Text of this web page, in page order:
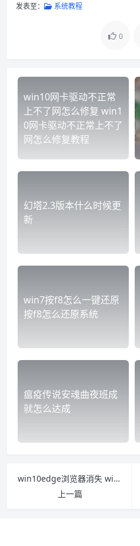
发表至： 系统教程
0
win10网卡驱动不正常
上不了网怎么修复 win1
0网卡驱动不正常上不了
网怎么修复教程
幻塔2.3版本什么时候更
新
win7按f8怎么一键还原
按f8怎么还原系统
瘟疫传说安魂曲夜班成
就怎么达成
win10edge浏览器消失 windows10edge浏览器卸载
上一篇